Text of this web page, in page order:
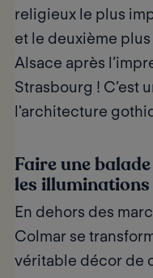
religieux le plus
et le deuxième
Alsace après
Strasbourg ! C’est
l'architecture
Faire une
les illuminations
En dehors des
Colmar se
véritable décor de